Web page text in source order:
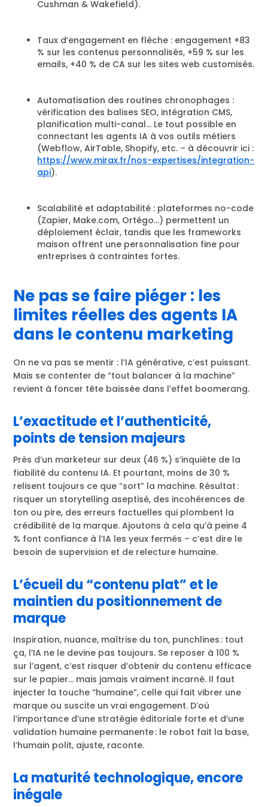
Cushman & Wakefield).
Taux d’engagement en flèche : engagement +83
% sur les contenus personnalisés, +59 % sur les
emails, +40 % de CA sur les sites web customisés.
Automatisation des routines chronophages :
vérification des balises SEO, intégration CMS,
planification multi-canal… Le tout possible en
connectant les agents IA à vos outils métiers
(Webflow, AirTable, Shopify, etc. – à découvrir ici :
https://www.mirax.fr/nos-expertises/integration-
api).
Scalabilité et adaptabilité : plateformes no-code
(Zapier, Make.com, Ortégo…) permettent un
déploiement éclair, tandis que les frameworks
maison offrent une personnalisation fine pour
entreprises à contraintes fortes.
Ne pas se faire piéger : les
limites réelles des agents IA
dans le contenu marketing
On ne va pas se mentir : l’IA générative, c’est puissant.
Mais se contenter de “tout balancer à la machine”
revient à foncer tête baissée dans l’effet boomerang.
L’exactitude et l’authenticité,
points de tension majeurs
Près d’un marketeur sur deux (46 %) s’inquiète de la
fiabilité du contenu IA. Et pourtant, moins de 30 %
relisent toujours ce que “sort” la machine. Résultat :
risquer un storytelling aseptisé, des incohérences de
ton ou pire, des erreurs factuelles qui plombent la
crédibilité de la marque. Ajoutons à cela qu’à peine 4
% font confiance à l’IA les yeux fermés – c’est dire le
besoin de supervision et de relecture humaine.
L’écueil du “contenu plat” et le
maintien du positionnement de
marque
Inspiration, nuance, maîtrise du ton, punchlines : tout
ça, l’IA ne le devine pas toujours. Se reposer à 100 %
sur l’agent, c’est risquer d’obtenir du contenu efficace
sur le papier… mais jamais vraiment incarné. Il faut
injecter la touche “humaine”, celle qui fait vibrer une
marque ou suscite un vrai engagement. D’où
l’importance d’une stratégie éditoriale forte et d’une
validation humaine permanente : le robot fait la base,
l’humain polit, ajuste, raconte.
La maturité technologique, encore
inégale